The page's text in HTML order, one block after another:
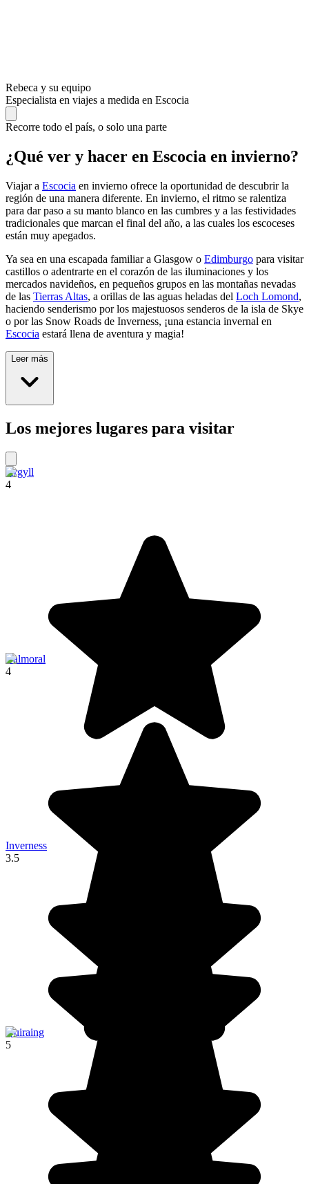
Rebeca y su equipo
Especialista en viajes a medida en Escocia
Recorre todo el país, o solo una parte
¿Qué ver y hacer en Escocia en invierno?
Viajar a Escocia en invierno ofrece la oportunidad de descubrir la
región de una manera diferente. En invierno, el ritmo se ralentiza
para dar paso a su manto blanco en las cumbres y a las festividades
tradicionales que marcan el final del año, a las cuales los escoceses
están muy apegados.
Ya sea en una escapada familiar a Glasgow o Edimburgo para visitar
castillos o adentrarte en el corazón de las iluminaciones y los
mercados navideños, en pequeños grupos en las montañas nevadas
de las Tierras Altas, a orillas de las aguas heladas del Loch Lomond,
haciendo senderismo por los majestuosos senderos de la isla de Skye
o por las Snow Roads de Inverness, ¡una estancia invernal en
Escocia estará llena de aventura y magia!
Leer más
Los mejores lugares para visitar
Argyll
4
Balmoral
4
Inverness
3.5
Quiraing
5